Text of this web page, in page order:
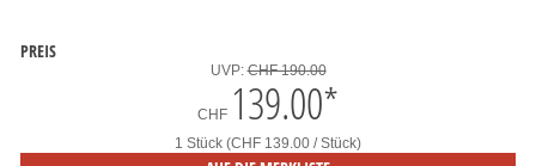
PREIS
UVP:CHF 190.00
CHF 139.00*
1 Stück (CHF 139.00 / Stück)